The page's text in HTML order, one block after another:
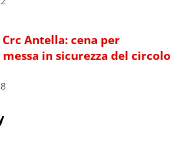
Antella: cena per
in sicurezza del circolo